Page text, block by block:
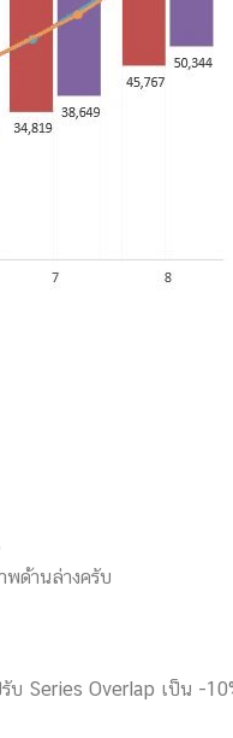
ด้านล่างครับ
บ Series Overlap เป็น -